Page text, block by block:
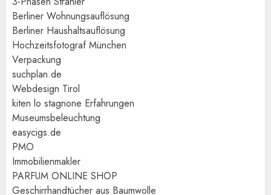
Berliner Wohnungsauflösung
Berliner Haushaltsauflösung
Hochzeitsfotograf München
Verpackung
suchplan.de
Webdesign Tirol
kiten lo stagnone Erfahrungen
Museumsbeleuchtung
easycigs.de
PMO
Immobilienmakler
PARFUM ONLINE SHOP
Geschirrhandtücher aus Baumwolle